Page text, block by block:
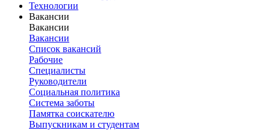
Технологии
Вакансии
Вакансии
Вакансии
Список вакансий
Рабочие
Специалисты
Руководители
Cоциальная политика
Система заботы
Памятка соискателю
Выпускникам и студентам